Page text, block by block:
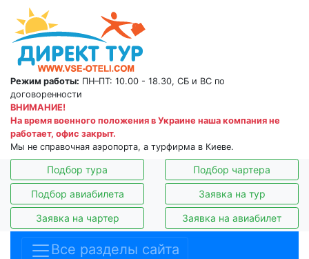
Режим работы: ПН–ПТ: 10.00 - 18.30, СБ и ВС по
договоренности
ВНИМАНИЕ!
На время военного положения в Украине наша компания не
работает, офис закрыт.
Мы не справочная аэропорта, а турфирма в Киеве.
Подбор тура Подбор чартера
Подбор авиабилета Заявка на тур
Заявка на чартер Заявка на авиабилет
Все разделы сайта